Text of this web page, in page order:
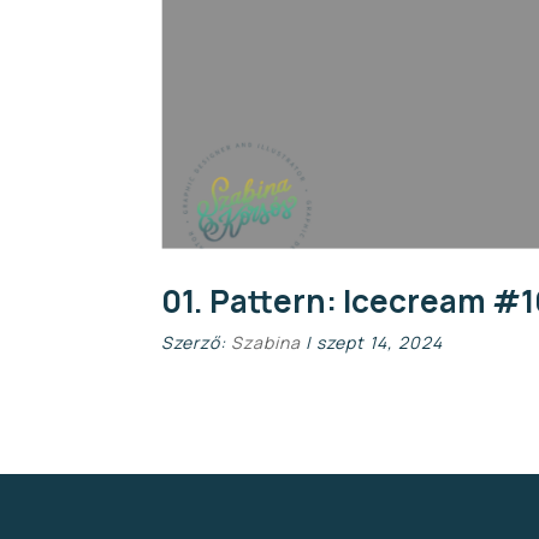
01. Pattern: Icecream
Szerző: Szabina | szept 14, 2024